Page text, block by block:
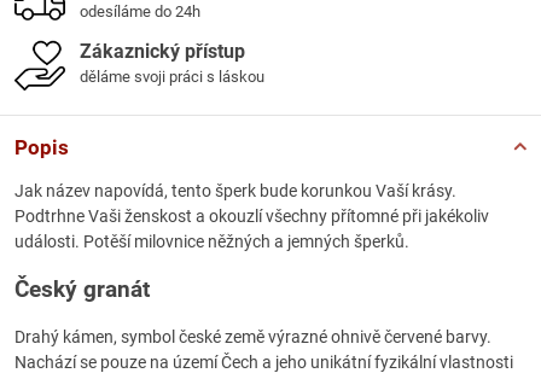
odesíláme do 24h
Zákaznický přístup
děláme svoji práci s láskou
Popis
Jak název napovídá, tento šperk bude korunkou Vaší krásy.
Podtrhne Vaši ženskost a okouzlí všechny přítomné při jakékoliv
události. Potěší milovnice něžných a jemných šperků.
Český granát
Drahý kámen, symbol české země výrazné ohnivě červené barvy.
Nachází se pouze na území Čech a jeho unikátní fyzikální vlastnosti